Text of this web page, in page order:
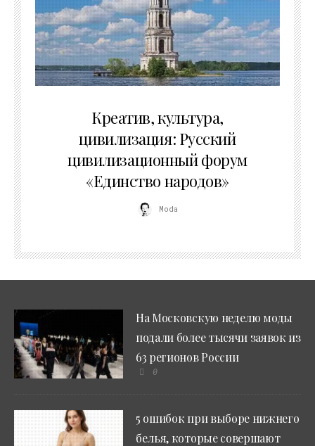
Креатив, культура,
цивилизация: Русский
цивилизационный форум
«Единство народов»
Moda
На Московскую неделю моды
подали более тысячи заявок из
63 регионов России
0
5 ошибок при выборе нижнего
белья, которые совершают